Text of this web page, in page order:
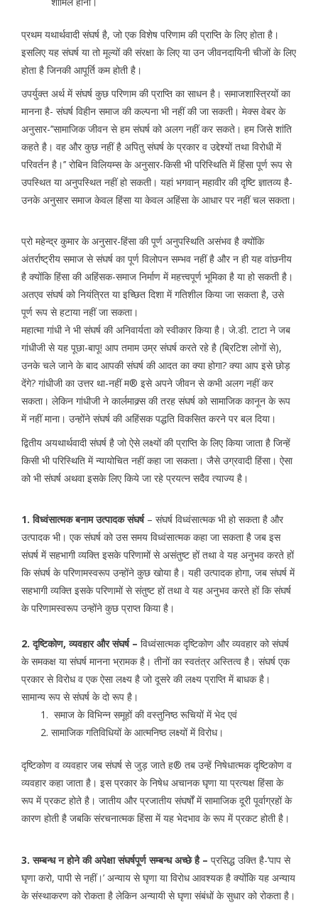
प्रथम यथार्थवादी संघर्ष है, जो एक विशेष परिणाम की प्राप्ति के लिए होता है।
इसलिए यह संघर्ष या तो मूल्यों की संरक्षा के लिए या उन जीवनदायिनी चीजों के लिए
होता है जिनकी आपूर्ति कम होती है।
उपर्युक्त अर्थ में संघर्ष कुछ परिणाम की प्राप्ति का साधन है। समाजशास्त्रियों का
मानना है- संघर्ष विहीन समाज की कल्पना भी नहीं की जा सकती। मेक्स वेबर के
अनुसार-’’सामाजिक जीवन से हम संघर्ष को अलग नहीं कर सकते। हम जिसे शांति
कहते है। वह और कुछ नहीं है अपितु संघर्ष के प्रकार व उद्देश्यों तथा विरोधी में
परिवर्तन है।’’ रोबिन विलियम्स के अनुसार-किसी भी परिस्थिति में हिंसा पूर्ण रूप से
उपस्थित या अनुपस्थित नहीं हो सकती। यहां भगवान् महावीर की दृष्टि ज्ञातव्य है-
उनके अनुसार समाज केवल हिंसा या केवल अहिंसा के आधार पर नहीं चल सकता।
प्रो महेन्द्र कुमार के अनुसार-हिंसा की पूर्ण अनुपस्थिति असंभव है क्योंकि
अंतर्राष्ट्रीय समाज से संघर्ष का पूर्ण विलोपन सम्भव नहीं है और न ही यह वांछनीय
है क्योंकि हिंसा की अहिंसक-समाज निर्माण में महत्त्वपूर्ण भूमिका है या हो सकती है।
अतएव संघर्ष को नियंत्रित या इच्छित दिशा में गतिशील किया जा सकता है, उसे
पूर्ण रूप से हटाया नहीं जा सकता।
महात्मा गांधी ने भी संघर्ष की अनिवार्यता को स्वीकार किया है। जे.डी. टाटा ने जब
गांधीजी से यह पूछा-बापू! आप तमाम उम्र संघर्ष करते रहे है (ब्रिटिश लोगों से),
उनके चले जाने के बाद आपकी संघर्ष की आदत का क्या होगा? क्या आप इसे छोड़
देंगे? गांधीजी का उत्तर था-नहीं म® इसे अपने जीवन से कभी अलग नहीं कर
सकता। लेकिन गांधीजी ने कार्लमाक्र्स की तरह संघर्ष को सामाजिक कानून के रूप
में नहीं माना। उन्होंने संघर्ष की अहिंसक पद्धति विकसित करने पर बल दिया।
द्वितीय अयथार्थवादी संघर्ष है जो ऐसे लक्ष्यों की प्राप्ति के लिए किया जाता है जिन्हें
किसी भी परिस्थिति में न्यायोचित नहीं कहा जा सकता। जैसे उग्रवादी हिंसा। ऐसा
को भी संघर्ष अथवा इसके लिए किये जा रहे प्रयत्न सदैव त्याज्य है।
1. विध्वंसात्मक बनाम उत्पादक संघर्ष– संघर्ष विध्वंसात्मक भी हो सकता है और
उत्पादक भी। एक संघर्ष को उस समय विध्वंसात्मक कहा जा सकता है जब इस
संघर्ष में सहभागी व्यक्ति इसके परिणामों से असंतुष्ट हों तथा वे यह अनुभव करते हों
कि संघर्ष के परिणामस्वरूप उन्होंने कुछ खोया है। यही उत्पादक होगा, जब संघर्ष में
सहभागी व्यक्ति इसके परिणामों से संतुष्ट हों तथा वे यह अनुभव करते हों कि संघर्ष
के परिणामस्वरूप उन्होंने कुछ प्राप्त किया है।
2. दृष्टिकोण, व्यवहार और संघर्ष – विध्वंसात्मक दृष्टिकोण और व्यवहार को संघर्ष
के समकक्ष या संघर्ष मानना भ्रामक है। तीनों का स्वतंत्र अस्तित्व है। संघर्ष एक
प्रकार से विरोध व एक ऐसा लक्ष्य है जो दूसरे की लक्ष्य प्राप्ति में बाधक है।
सामान्य रूप से संघर्ष के दो रूप है।
समाज के विभिन्न समूहों की वस्तुनिष्ठ रूचियों में भेद एवं
सामाजिक गतिविधियों के आत्मनिष्ठ लक्ष्यों में विरोध।
दृष्टिकोण व व्यवहार जब संघर्ष से जुड़ जाते ह® तब उन्हें निषेधात्मक दृष्टिकोण व
व्यवहार कहा जाता है। इस प्रकार के निषेध अचानक घृणा या प्रत्यक्ष हिंसा के
रूप में प्रकट होते है। जातीय और प्रजातीय संघर्षों में सामाजिक दूरी पूर्वाग्रहों के
कारण होती है जबकि संरचनात्मक हिंसा में यह भेदभाव के रूप में प्रकट होती है।
3. सम्बन्ध न होने की अपेक्षा संघर्षपूर्ण सम्बन्ध अच्छे है – प्रसिद्ध उक्ति है-’पाप से
घृणा करो, पापी से नहीं।’ अन्याय से घृणा या विरोध आवश्यक है क्योंकि यह अन्याय
के संस्थाकरण को रोकता है लेकिन अन्यायी से घृणा संबंधों के सुधार को रोकता है।